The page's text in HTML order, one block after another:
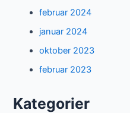
februar 2024
januar 2024
oktober 2023
februar 2023
Kategorier